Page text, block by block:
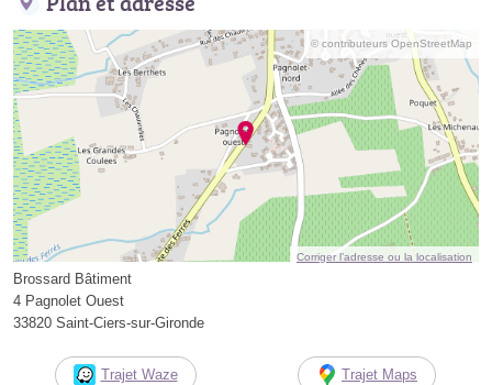
© contributeurs OpenStreetMap
Corriger l’adresse ou la localisation
Brossard Bâtiment
4 Pagnolet Ouest
33820 Saint-Ciers-sur-Gironde
Trajet Waze Trajet Maps